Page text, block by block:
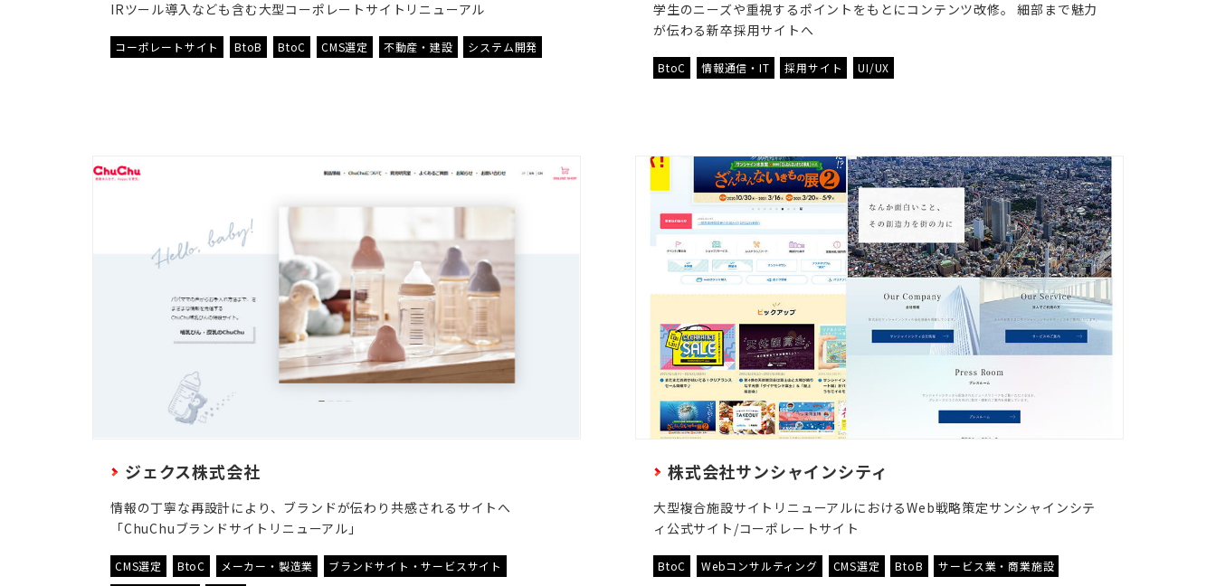
IRツール導入なども含む大型コーポレートサイトリニューアル
コーポレートサイト BtoB BtoC CMS選定 不動産・建設 システム開発
学生のニーズや重視するポイントをもとにコンテンツ改修。 細部まで魅力
が伝わる新卒採用サイトへ
BtoC 情報通信・IT 採用サイト UI/UX
ジェクス株式会社
情報の丁寧な再設計により、ブランドが伝わり共感されるサイトへ
「ChuChuブランドサイトリニューアル」
CMS選定 BtoC メーカー・製造業
ブランドサイト・サービスサイト
株式会社サンシャインシティ
大型複合施設サイトリニューアルにおけるWeb戦略策定サンシャインシテ
ィ公式サイト/コーポレートサイト
BtoC Webコンサルティング CMS選定 BtoB サービス業・商業施設